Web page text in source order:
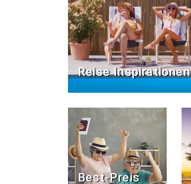
Reise Inspirationen
Best-Preis